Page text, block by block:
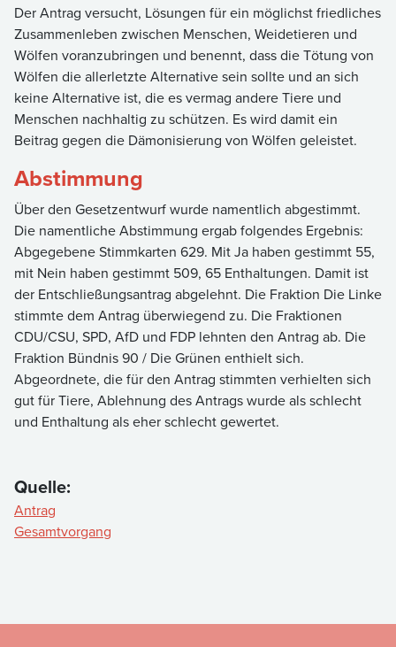
Der Antrag versucht, Lösungen für ein möglichst friedliches
Zusammenleben zwischen Menschen, Weidetieren und
Wölfen voranzubringen und benennt, dass die Tötung von
Wölfen die allerletzte Alternative sein sollte und an sich
keine Alternative ist, die es vermag andere Tiere und
Menschen nachhaltig zu schützen. Es wird damit ein
Beitrag gegen die Dämonisierung von Wölfen geleistet.
Abstimmung
Über den Gesetzentwurf wurde namentlich abgestimmt.
Die namentliche Abstimmung ergab folgendes Ergebnis:
Abgegebene Stimmkarten 629. Mit Ja haben gestimmt 55,
mit Nein haben gestimmt 509, 65 Enthaltungen. Damit ist
der Entschließungsantrag abgelehnt. Die Fraktion Die Linke
stimmte dem Antrag überwiegend zu. Die Fraktionen
CDU/CSU, SPD, AfD und FDP lehnten den Antrag ab. Die
Fraktion Bündnis 90 / Die Grünen enthielt sich.
Abgeordnete, die für den Antrag stimmten verhielten sich
gut für Tiere, Ablehnung des Antrags wurde als schlecht
und Enthaltung als eher schlecht gewertet.
Quelle:
Antrag
Gesamtvorgang